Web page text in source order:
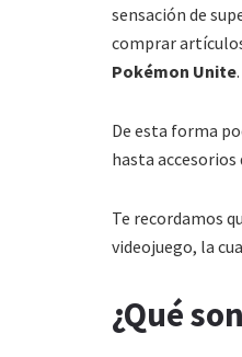
sensación de
comprar
Pokémon Unite.
De esta forma
hasta accesorios
Te recordamos
videojuego, la
¿Qué